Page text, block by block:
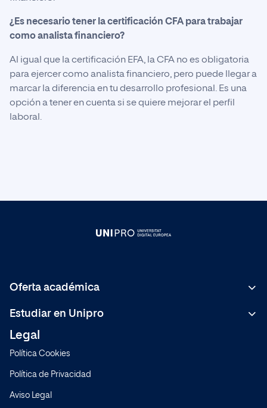
¿Es necesario tener la certificación CFA para trabajar
como analista financiero?
Al igual que la certificación EFA, la CFA no es obligatoria
para ejercer como analista financiero, pero puede llegar a
marcar la diferencia en tu desarrollo profesional. Es una
opción a tener en cuenta si se quiere mejorar el perfil
laboral.
Oferta académica
Bachelor
C.F de Grado Superior
Másteres Formación Permanente
Expertos
Cursos
Estudiar en Unipro
Metodología
Sistema de Calidad
Normativa
Preguntas frecuentes
Legal
Política Cookies
Política de Privacidad
Aviso Legal